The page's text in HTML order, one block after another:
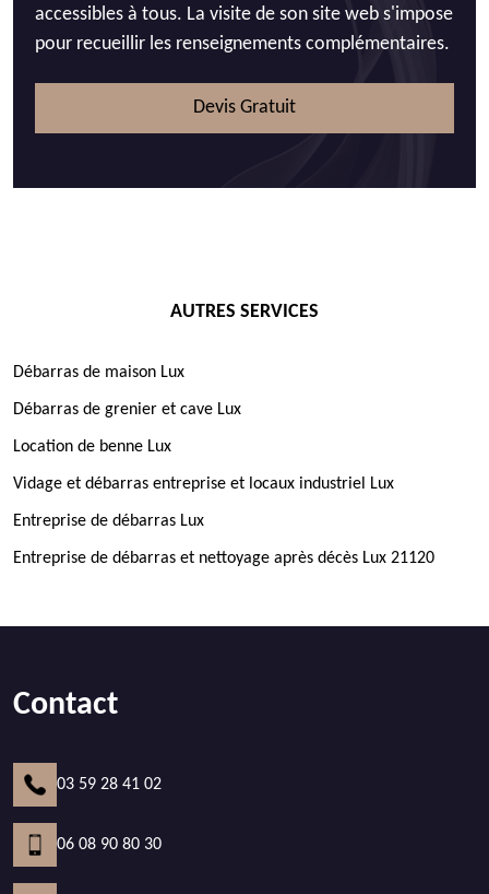
accessibles à tous. La visite de son site web s'impose
pour recueillir les renseignements complémentaires.
Devis Gratuit
AUTRES SERVICES
Débarras de maison Lux
Débarras de grenier et cave Lux
Location de benne Lux
Vidage et débarras entreprise et locaux industriel Lux
Entreprise de débarras Lux
Entreprise de débarras et nettoyage après décès Lux 21120
Contact
03 59 28 41 02
06 08 90 80 30